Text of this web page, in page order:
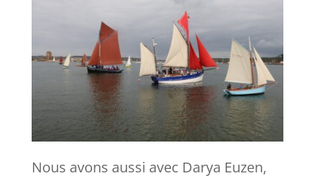
Nous avons aussi avec Darya Euzen,